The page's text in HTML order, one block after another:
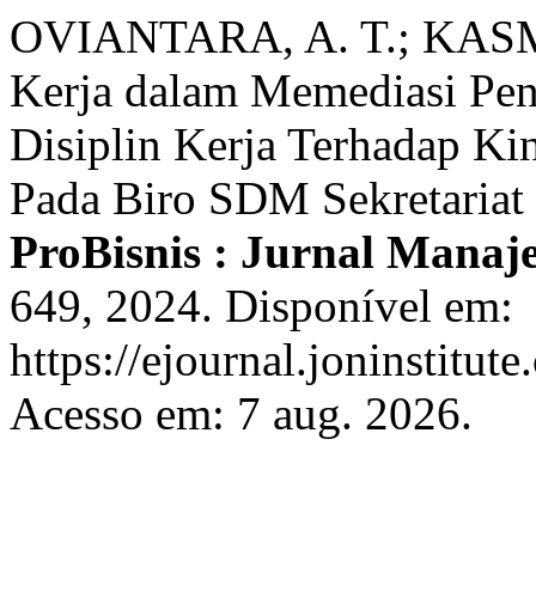
OVIANTARA, A. T.;
Kerja dalam Memediasi
Disiplin Kerja Terhadap
Pada Biro SDM
ProBisnis : Jurnal
649, 2024. Disponível em:
https://
Acesso em: 7 aug. 2026.